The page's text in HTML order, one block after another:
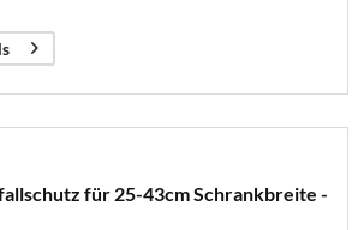
für 25-43cm Schrankbreite -